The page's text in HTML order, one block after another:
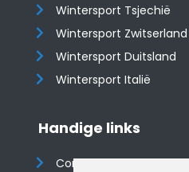
Wintersport Tsjechië
Wintersport Zwitserland
Wintersport Duitsland
Wintersport Italië
Handige links
Contact